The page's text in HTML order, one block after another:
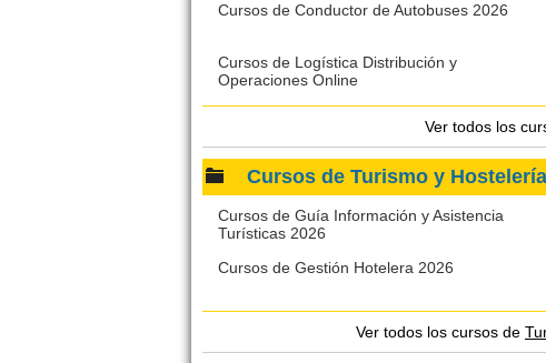
Cursos de Conductor de Autobuses 2026
Cursos de Logística Distribución y
Operaciones Online
Ver todos los
Cursos de Turismo y
Cursos de Guía Información y Asistencia
Turísticas 2026
Cursos de Gestión Hotelera 2026
Ver todos los cursos de